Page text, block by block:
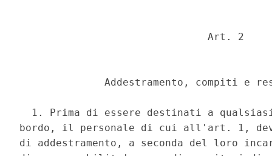
                               Art. 2
Addestramento, compiti e
1. Prima di essere destinati a
bordo, il personale di cui all'art. 1,
di addestramento, a seconda del loro